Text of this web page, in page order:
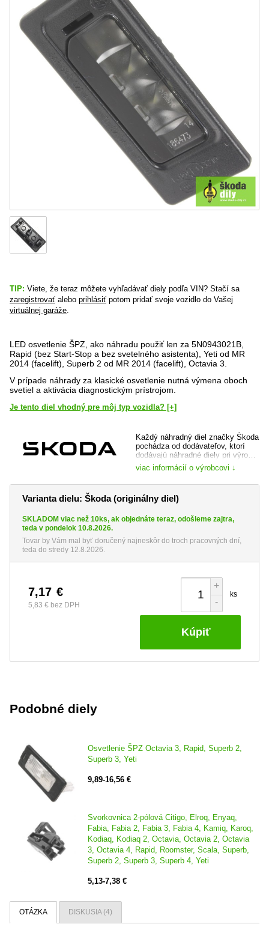
TIP: Viete, že teraz môžete vyhľadávať diely podľa VIN? Stačí sa
zaregistrovať alebo prihlásiť potom pridať svoje vozidlo do Vašej
virtuálnej garáže
LED osvetlenie ŠPZ, ako náhradu použiť len za 5N0943021B,
Rapid (bez Start-Stop a bez svetelného asistenta), Yeti od MR
2014 (facelift), Superb 2 od MR 2014 (facelift), Octavia 3.
V prípade náhrady za klasické osvetlenie nutná výmena oboch
svetiel a aktivácia diagnostickým prístrojom.
Je tento diel vhodný pre môj typ vozidla? [+]
Každý náhradný diel značky Škoda
pochádza od dodávateľov, ktorí
dodávajú náhradné diely pri výrobe
vozidla a je dôkladne preverený,
ako samotnou automobilkou, tak jej
prípadným dodávateľom. Máte tak
a totožný diel, ktorý bol do vozidla
viac informácií o výrobcovi ↓
Varianta dielu: Škoda (originálny diel)
SKLADOM viac než 10ks, ak objednáte teraz, odošleme zajtra,
teda v pondelok 10.8.2026.
Tovar by Vám mal byť doručený najneskôr do troch pracovných dní,
teda do stredy 12.8.2026.
7,17 €
5,83 € bez DPH -
+
ks
Kúpiť
Podobné diely
Osvetlenie ŠPZ Octavia 3, Rapid, Superb 2,
Superb 3, Yeti
9,89-16,56 €
Svorkovnica 2-pólová Citigo, Elroq, Enyaq,
Fabia, Fabia 2, Fabia 3, Fabia 4, Kamiq, Karoq,
Kodiaq, Kodiaq 2, Octavia, Octavia 2, Octavia
3, Octavia 4, Rapid, Roomster, Scala, Superb,
Superb 2, Superb 3, Superb 4, Yeti
5,13-7,38 €
OTÁZKA DISKUSIA (4)